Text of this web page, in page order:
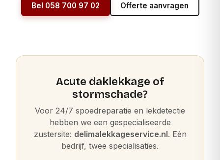
Bel 058 700 97 02 Offerte aanvragen
Acute daklekkage of
stormschade?
Voor 24/7 spoedreparatie en lekdetectie
hebben we een gespecialiseerde
zustersite: delimalekkageservice.nl. Eén
bedrijf, twee specialisaties.